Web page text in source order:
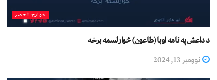
خوارج العصر
د داعش په نامه اوبا (طاعون) څوارلسمه برخه
نوومبر 13, 2024